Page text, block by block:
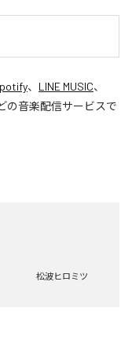
、 LINE MUSIC、
の音楽配信サービスで
松波ヒロミツ